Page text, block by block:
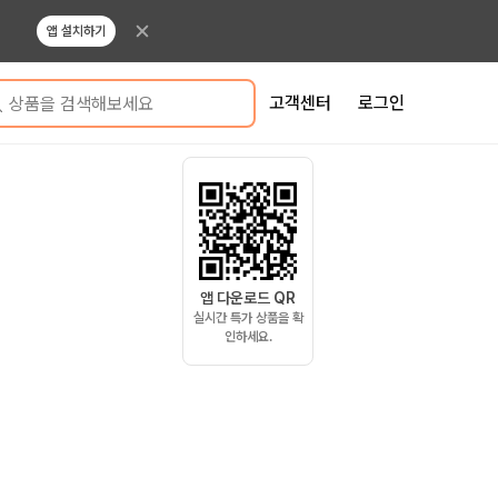
앱 설치하기
상품을 검색해보세요 고객센터 로그인
앱 다운로드 QR
실시간 특가 상품을 확
인하세요.